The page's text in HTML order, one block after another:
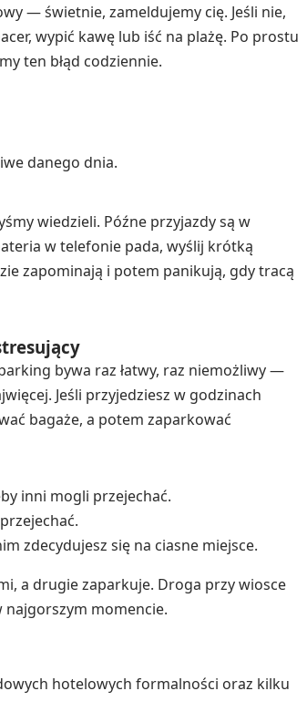
— świetnie, zameldujemy cię. Jeśli nie,
wypić kawę lub iść na plażę. Po prostu
ten błąd codziennie.
danego dnia.
wiedzieli. Późne przyjazdy są w
w telefonie pada, wyślij krótką
zapominają i potem panikują, gdy tracą
bywa raz łatwy, raz niemożliwy —
Jeśli przyjedziesz w godzinach
bagaże, a potem zaparkować
inni mogli przejechać.
zdecydujesz się na ciasne miejsce.
a drugie zaparkuje. Droga przy wiosce
najgorszym momencie.
hotelowych formalności oraz kilku